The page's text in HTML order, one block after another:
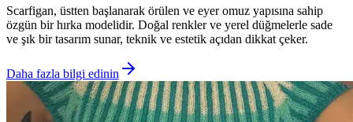
Scarfigan, üstten başlanarak örülen ve eyer omuz yapısına sahip
özgün bir hırka modelidir. Doğal renkler ve yerel düğmelerle sade
ve şık bir tasarım sunar, teknik ve estetik açıdan dikkat çeker.
Daha fazla bilgi edinin